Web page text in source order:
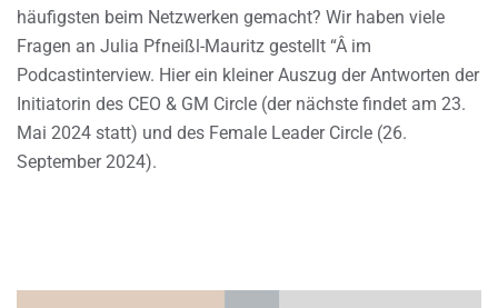
häufigsten beim Netzwerken gemacht? Wir haben viele
Fragen an Julia Pfneißl-Mauritz gestellt “Â im
Podcastinterview. Hier ein kleiner Auszug der Antworten der
Initiatorin des CEO & GM Circle (der nächste findet am 23.
Mai 2024 statt) und des Female Leader Circle (26.
September 2024).